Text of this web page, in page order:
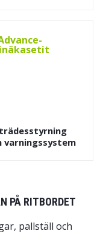
varningssystem
PÅ RITBORDET
pallställ och